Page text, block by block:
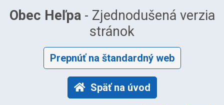
Obec Heľpa- Zjednodušená verzia
stránok
Prepnúť na štandardný web
Späť na úvod